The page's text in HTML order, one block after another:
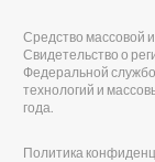
Средство массовой
Свидетельство о
Федеральной
технологий и
года.
Политика